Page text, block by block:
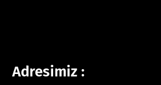
Adresimiz :